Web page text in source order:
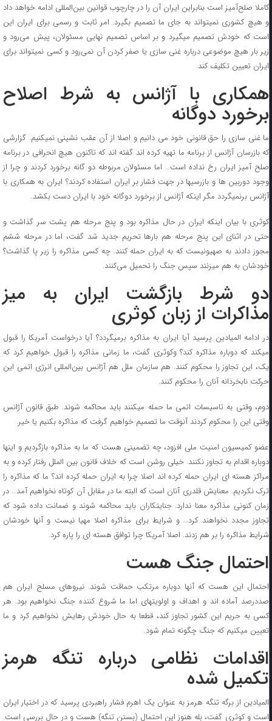
کاملا صلح‌آمیز است بنابراین ایران آن را در چارچوب قوانین بین‌المللی ادامه خواهد داد
و هیچ کشوری نمیتواند به جای ما تصمیم بگیرد. امر ثابت و رسمی برای ایران این
است که خودش تصمیم میگیرد و بر اساس تصمیم نهایی مسئولان، پیش می‌رود و
زیر بار هیچ موضوعی درباره غنی سازی یا صفر کردن آن نمی‌رود و کسی نمیتواند برای
ایران تعیین تکلیف کند.
همکاری با آژانس به شرط اصلاح
برخورد دوگانه
ما غنی سازی را حق قانونی خود می دانیم و اصلا از آن عقب نشینی نمیکنیم. گزارشی
که بازرسان آژانس از برنامه ما تهیه کرده اند گفته اند که تاکنون هیچ انحرافی در برنامه
صلح آمیز ایران رخ نداده است… اما مسئولان مربوطه دو گانه برخورد کردند و چرا از
وجود دوربین ها و بازرسیها در جهت فشار بر ایران استفاده کردند؟ ایران به همکاری با
آژانس برنمیگردد مگر اینکه آژانس از برخورد دوگانه خود با ایران دست بکشد.
کوثری با بیان اینکه ایران در حال مذاکره بود و پنج مرحله هم پشت سر گذاشت و
حتی در اثنای این پنج مرحله هم بارها تحریم جدید شد گفت، اما در مرحله ششم
مجوز دادند به صهیونیست که به ایران حمله کنند. چه کسی مذاکره را زیر پا گذاشت؟
خودشان به هم میزنند سپس جنگ را تحمیل می‌کنند.
دو شرط بازگشت ایران به میز
مذاکرات از زبان کوثری
در ادامه المیادین پرسید آیا ایران به مذاکره برمیگردد؟ آیا درخواست آمریکا را قبول
میکند که دوباره مذاکره کند؟ وکوثری گفت، ما زمانی مذاکره را قبول خواهیم کرد که
یک، این تجاوز را محکوم کنند. هم سازمان ملل هم آژانس بین‌المللی انرژی اتمی این
حرکت نابخردانه آنان را محکوم کنند.
دوم، وقتی به تاسیسات اتمی ما حمله میکنند باید محاکمه شوند. طبق قانون آژانس
وقتی این را محکوم کردند آنوقت ما تصمیم خواهیم گرفت که مذاکره بکنیم یا خیر.
عضو کمیسیون امنیت ملی افزود، چه تضمینی هست که ما به مذاکره بازگردیم و اینها
دوباره اقدام به تجاوز نکنند. خیلی روشن است که خلاف قانون بین الملل رفتار کرده و به
مراکز هسته ای ایران حمله کرده اند اصلا چرا به ایران حمله کرده اند؟ ما که مذاکره را
ترک نکردیم. معنایش قلدری آنان است که البته ما در مقابل آن کوتاه نخواهیم آمد… در
زمان کنونی مذاکره معنا ندارد. جنایتکاران باید محاکمه شوند و ضمانت داده شود که
تجاوز مجدد نخواهند کرد… و شرایط برای مذاکره اصلا مهیا نیست و آنها خودشان
شرایط مذاکره را بر هم زدند. اصلا آمریکا چرا توافق هسته ای را پاره کرد.
احتمال جنگ هست
احتمال این هست که آنها دوباره مرتکب حماقت شوند. نیروهای مسلح ایران هم
صددرصد آماده اند و اهداف و اولویتهای اما ما شروع کننده جنگ نخواهیم بود. هر
کسی به حریم این کشور تجاوز کند، قطعا به حال خودش رهایش نخواهیم کرد و ما
تعیین میکنیم که جنگ چگونه تمام شود.
اقدامات نظامی درباره تنگه هرمز
تکمیل شده
المیادین از برگه تنگه هرمز به عنوان یک اهرم فشار راهبردی پرسید که در اختیار ایران
است و کوثری گفت، بله هنوز این احتمال (بستن تنگه) هست و در حال بررسی است.